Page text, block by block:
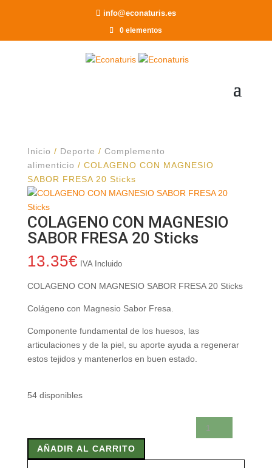
info@econaturis.es
0 elementos
Inicio / Deporte / Complemento
alimenticio / COLAGENO CON MAGNESIO
SABOR FRESA 20 Sticks
COLAGENO CON MAGNESIO
SABOR FRESA 20 Sticks
13.35€ IVA Incluido
COLAGENO CON MAGNESIO SABOR FRESA 20 Sticks
Colágeno con Magnesio Sabor Fresa.
Componente fundamental de los huesos, las
articulaciones y de la piel, su aporte ayuda a regenerar
estos tejidos y mantenerlos en buen estado.
54 disponibles
CON
MAGNESIO
AÑADIR AL CARRITO